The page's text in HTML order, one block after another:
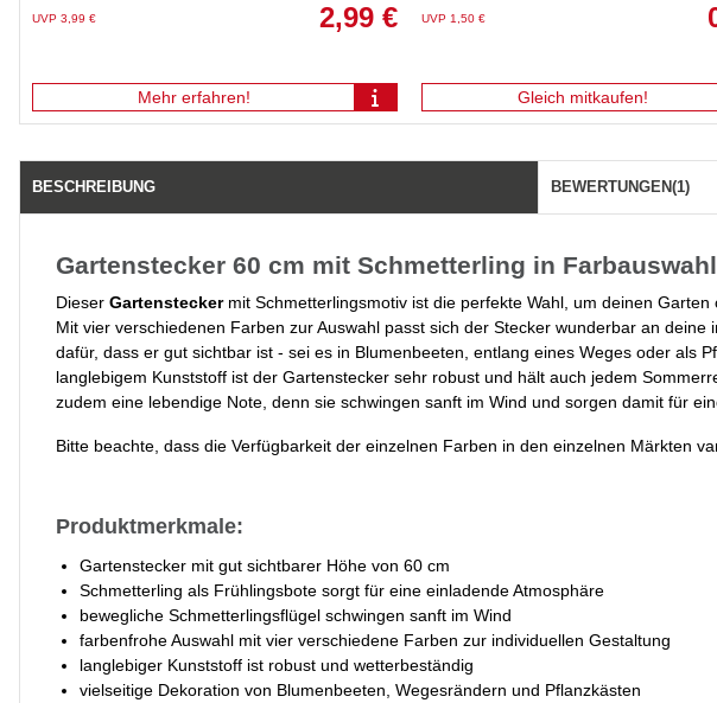
UVP 3,99 € 2,99 €
Mehr erfahren!
UVP 1,50 €
Gleich mitkaufen!
BESCHREIBUNG BEWERTUNGEN(1)
Gartenstecker 60 cm mit Schmetterling in Farbauswahl
Dieser Gartenstecker mit Schmetterlingsmotiv ist die perfekte Wahl, um deinen
Mit vier verschiedenen Farben zur Auswahl passt sich der Stecker wunderbar an
dafür, dass er gut sichtbar ist - sei es in Blumenbeeten, entlang eines Weges oder als
langlebigem Kunststoff ist der Gartenstecker sehr robust und hält auch jedem
zudem eine lebendige Note, denn sie schwingen sanft im Wind und sorgen damit für
Bitte beachte, dass die Verfügbarkeit der einzelnen Farben in den einzelnen Märkten
Produktmerkmale:
Gartenstecker mit gut sichtbarer Höhe von 60 cm
Schmetterling als Frühlingsbote sorgt für eine einladende Atmosphäre
bewegliche Schmetterlingsflügel schwingen sanft im Wind
farbenfrohe Auswahl mit vier verschiedene Farben zur individuellen Gestaltung
langlebiger Kunststoff ist robust und wetterbeständig
vielseitige Dekoration von Blumenbeeten, Wegesrändern und Pflanzkästen